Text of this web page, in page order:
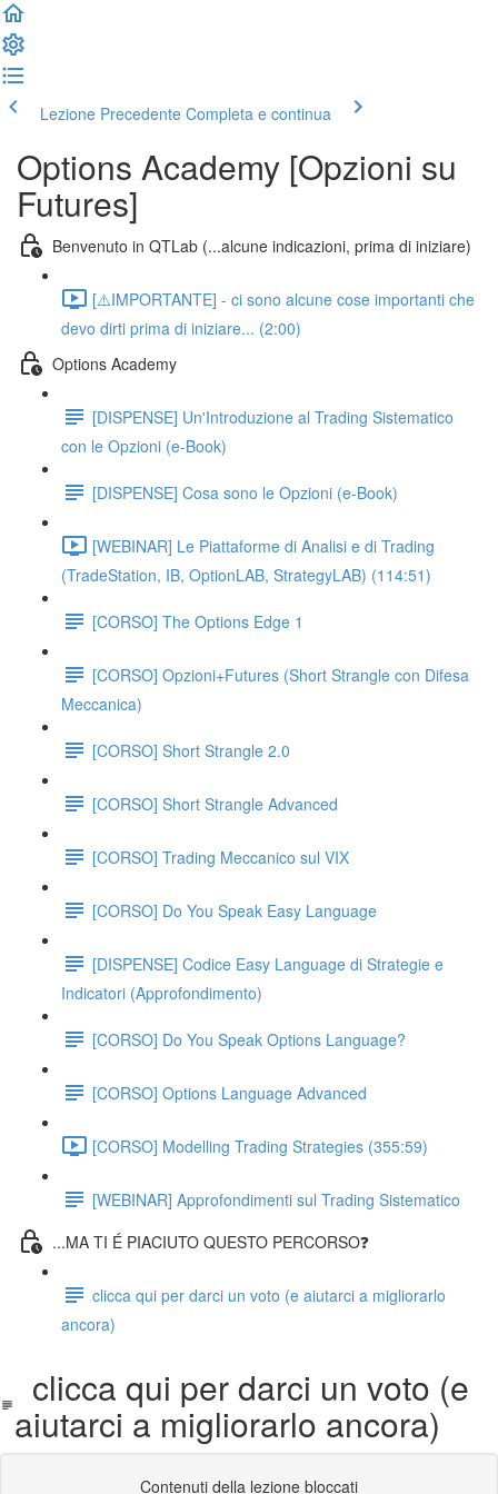
Lezione Precedente Completa e continua
Options Academy [Opzioni su
Futures]
Benvenuto in QTLab (...alcune indicazioni, prima di iniziare)
[⚠️IMPORTANTE] - ci sono alcune cose importanti che
devo dirti prima di iniziare... (2:00)
Options Academy
[DISPENSE] Un'Introduzione al Trading Sistematico
con le Opzioni (e-Book)
[DISPENSE] Cosa sono le Opzioni (e-Book)
[WEBINAR] Le Piattaforme di Analisi e di Trading
(TradeStation, IB, OptionLAB, StrategyLAB) (114:51)
[CORSO] The Options Edge 1
[CORSO] Opzioni+Futures (Short Strangle con Difesa
Meccanica)
[CORSO] Short Strangle 2.0
[CORSO] Short Strangle Advanced
[CORSO] Trading Meccanico sul VIX
[CORSO] Do You Speak Easy Language
[DISPENSE] Codice Easy Language di Strategie e
Indicatori (Approfondimento)
[CORSO] Do You Speak Options Language?
[CORSO] Options Language Advanced
[CORSO] Modelling Trading Strategies (355:59)
[WEBINAR] Approfondimenti sul Trading Sistematico
...MA TI É PIACIUTO QUESTO PERCORSO❓
clicca qui per darci un voto (e aiutarci a migliorarlo
ancora)
clicca qui per darci un voto (e
aiutarci a migliorarlo ancora)
Contenuti della lezione bloccati